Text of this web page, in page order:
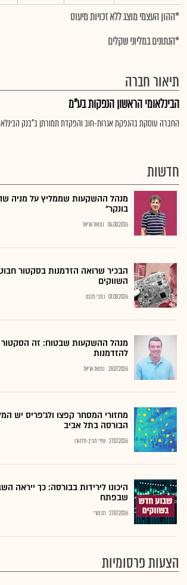
*ההון העצמי מוצג ללא זכויות מיעוט
*הנתונים במליוני שקלים
תיאור חברה
הבינלאומי הראשון הנפקות בע"מ
החברה עוסקת בהנפקת אגרות-חוב והפקדת תמורתן ב"בנק
חדשות
מנהל ההשקעות שממליץ על מניה
בונקר"
04.08.2026 נתנאל אריאל
הבכיר שרואה הזדמנות בסקטור
השווקים
01.08.2026 כתבי גלובס
מנהל ההשקעות שבטוח: זה
להזדמנות
28.07.2026 נתנאל אריאל
מחזורי המסחר קפצו ולג'פריס יש
הבורסה בתל אביב
27.07.2026 שירי חביב-ולדהורן
היכונו לירידות בבורסה: כך ייראה
שבפתח
27.07.2026 רם מורי
הצעות פרסומיות